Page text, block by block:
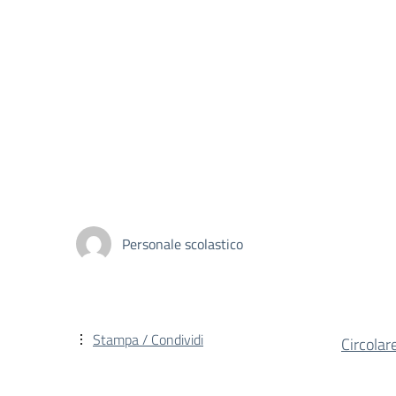
Personale scolastico
Stampa / Condividi